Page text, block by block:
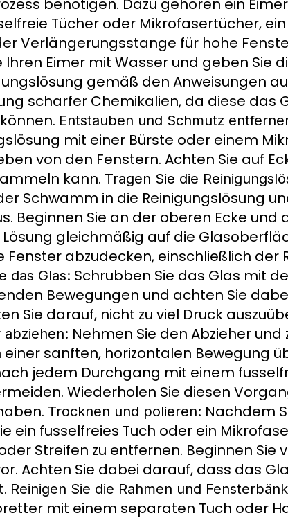
benötigen. Dazu gehören ein
Tücher oder Mikrofasertücher,
Verlängerungsstange für hohe
Ihren Eimer mit Wasser und geben Sie
gemäß den Anweisungen
scharfer Chemikalien, da diese das
Entstauben und Schmutz
mit einer Bürste oder einem
von den Fenstern. Achten Sie auf
kann. Tragen Sie die
Schwamm in die Reinigungslösung
Beginnen Sie an der oberen Ecke
Lösung gleichmäßig auf die
abzudecken, einschließlich der
das Glas: Schrubben Sie das Glas mit
Bewegungen und achten Sie
Sie darauf, nicht zu viel Druck
abziehen: Nehmen Sie den Abzieher
sanften, horizontalen Bewegung
jedem Durchgang mit einem
Wiederholen Sie diesen
Trocknen und polieren: Nachdem
ein fusselfreies Tuch oder ein
Streifen zu entfernen. Beginnen Sie
Achten Sie dabei darauf, dass das
Reinigen Sie die Rahmen und
mit einem separaten Tuch oder